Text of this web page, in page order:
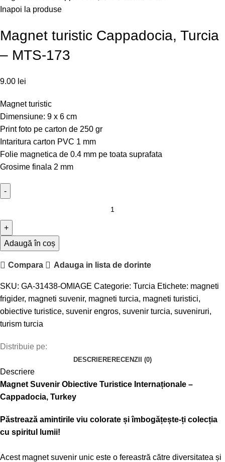
Inapoi la produse
Magnet turistic Cappadocia, Turcia
– MTS-173
9.00 lei
Magnet turistic
Dimensiune: 9 x 6 cm
Print foto pe carton de 250 gr
Intaritura carton PVC 1 mm
Folie magnetica de 0.4 mm pe toata suprafata
Grosime finala 2 mm
Adaugă în coș
Compara Adauga in lista de dorinte
SKU: GA-31438-OMIAGE Categorie: Turcia Etichete: magneti
frigider, magneti suvenir, magneti turcia, magneti turistici,
obiective turistice, suvenir engros, suvenir turcia, suveniruri,
turism turcia
Distribuie pe:
DESCRIERE RECENZII (0)
Descriere
Magnet Suvenir Obiective Turistice Internaționale –
Cappadocia, Turkey
Păstrează amintirile viu colorate și îmbogățește-ți colecția
cu spiritul lumii!
Acest magnet suvenir unic este o fereastră către diversitatea și